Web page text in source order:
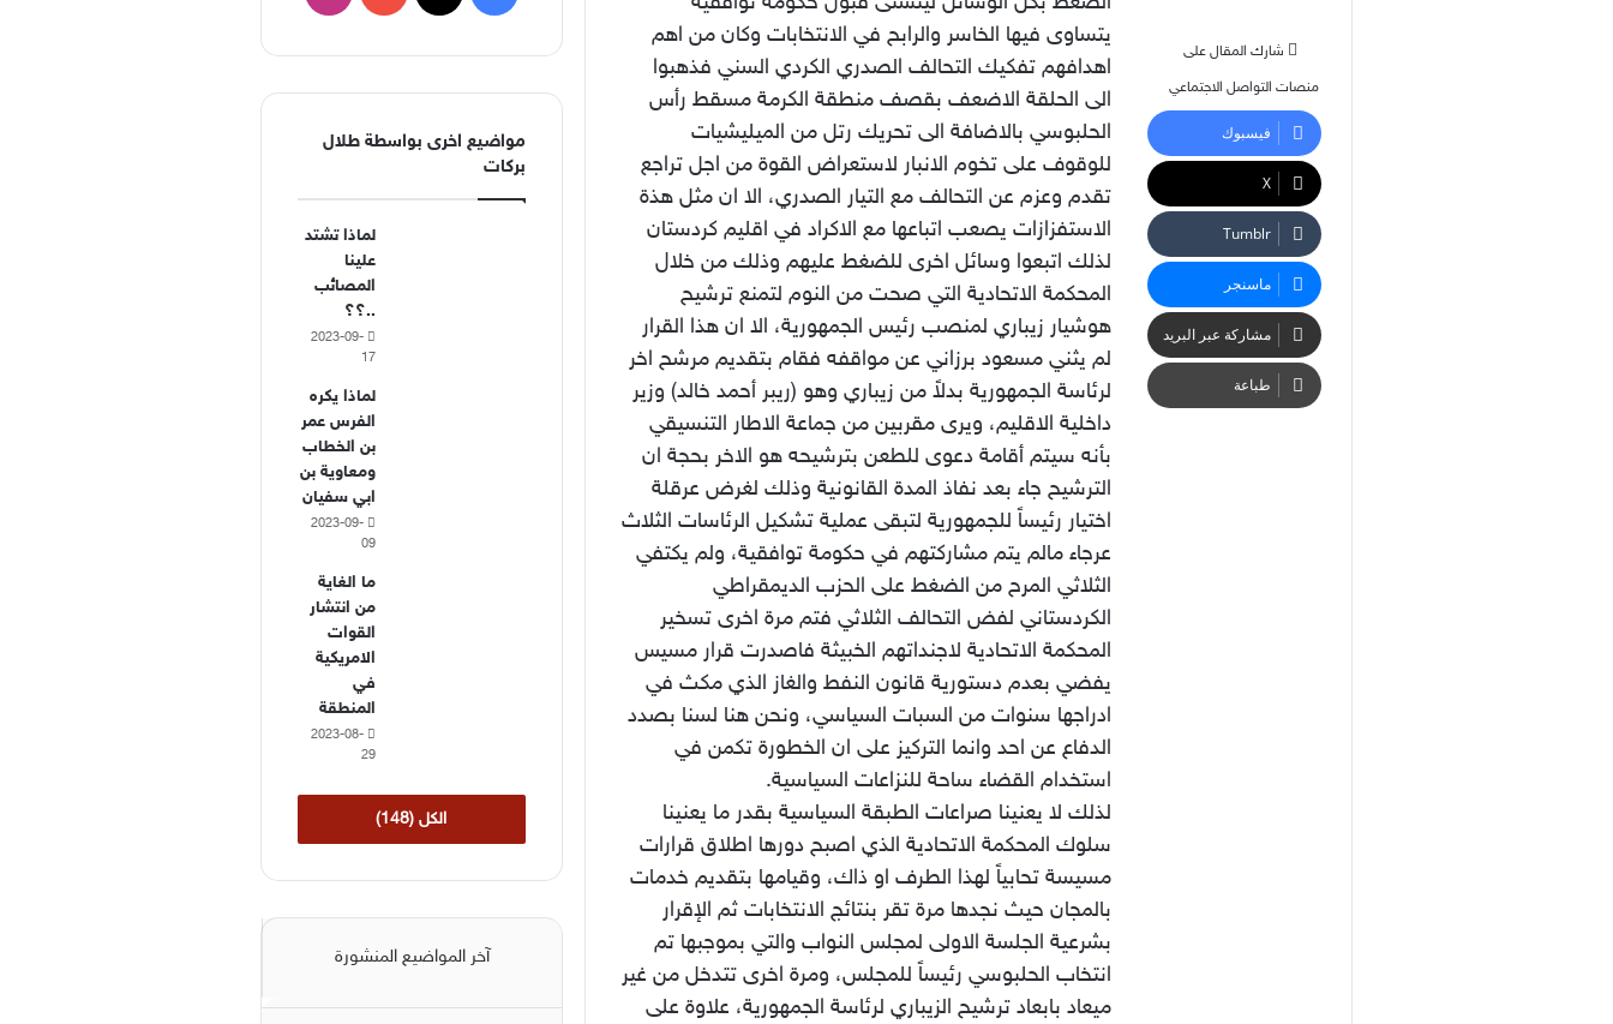
يتساوى فيها الخاسر والرابح في الانتخابات وكان من اهم
اهدافهم تفكيك التحالف الصدري الكردي السني فذهبوا
الى الحلقة الاضعف بقصف منطقة الكرمة مسقط رأس
الحلبوسي بالاضافة الى تحريك رتل من الميليشيات
للوقوف على تخوم الانبار لاستعراض القوة من اجل تراجع
تقدم وعزم عن التحالف مع التيار الصدري، الا ان مثل هذة
الاستفزازات يصعب اتباعها مع الاكراد في اقليم كردستان
لذلك اتبعوا وسائل اخرى للضغط عليهم وذلك من خلال
المحكمة الاتحادية التي صحت من النوم لتمنع ترشيح
هوشيار زيباري لمنصب رئيس الجمهورية، الا ان هذا القرار
لم يثني مسعود برزاني عن مواقفه فقام بتقديم مرشح اخر
لرئاسة الجمهورية بدلاً من زيباري وهو (ريبر أحمد خالد) وزير
داخلية الاقليم، ويرى مقربين من جماعة الاطار التنسيقي
بأنه سيتم أقامة دعوى للطعن بترشيحه هو الاخر بحجة ان
الترشيح جاء بعد نفاذ المدة القانونية وذلك لغرض عرقلة
اختيار رئيساً للجمهورية لتبقى عملية تشكيل الرئاسات الثلاث
عرجاء مالم يتم مشاركتهم في حكومة توافقية، ولم يكتفي
الثلاثي المرح من الضغط على الحزب الديمقراطي
الكردستاني لفض التحالف الثلاثي فتم مرة اخرى تسخير
المحكمة الاتحادية لاجنداتهم الخبيثة فاصدرت قرار مسيس
يفضي بعدم دستورية قانون النفط والغاز الذي مكث في
ادراجها سنوات من السبات السياسي، ونحن هنا لسنا بصدد
الدفاع عن احد وانما التركيز على ان الخطورة تكمن في
استخدام القضاء ساحة للنزاعات السياسية.
لذلك لا يعنينا صراعات الطبقة السياسية بقدر ما يعنينا
سلوك المحكمة الاتحادية الذي اصبح دورها اطلاق قرارات
مسيسة تحابياً لهذا الطرف او ذاك، وقيامها بتقديم خدمات
بالمجان حيث نجدها مرة تقر بنتائج الانتخابات ثم الإقرار
بشرعية الجلسة الاولى لمجلس النواب والتي بموجبها تم
انتخاب الحلبوسي رئيساً للمجلس، ومرة اخرى تتدخل من غير
ميعاد بابعاد ترشيح الزيباري لرئاسة الجمهورية، علاوة على
شارك المقال على
منصات التواصل الاجتماعي
فيسبوك
‫X
ماسنجر
مشاركة عبر البريد
طباعة
مواضيع اخرى بواسطة طلال
بركات
لماذا تشتد
علينا
المصائب
..؟؟
2023-09-
17
لماذا يكره
الفرس عمر
بن الخطاب
ومعاوية بن
ابي سفيان
2023-09-
09
ما الغاية
من انتشار
القوات
الامريكية
في
المنطقة
2023-08-
29
الكل (148)
آخر المواضيع المنشورة